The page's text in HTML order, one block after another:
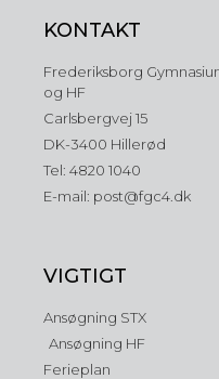
KONTAKT
Frederiksborg
og HF
Carlsbergvej 15
DK-3400 Hillerød
Tel: 4820 1040
E-mail: post@fgc4.dk
VIGTIGT
Ansøgning STX
Ansøgning HF
Ferieplan